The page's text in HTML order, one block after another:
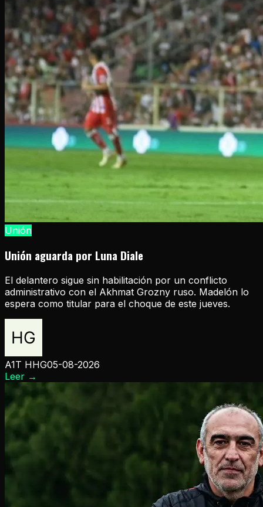
Unión
Unión aguarda por Luna Diale
El delantero sigue sin habilitación por un conflicto
administrativo con el Akhmat Grozny ruso. Madelón lo
espera como titular para el choque de este jueves.
A1T HHG05-08-2026
Leer →